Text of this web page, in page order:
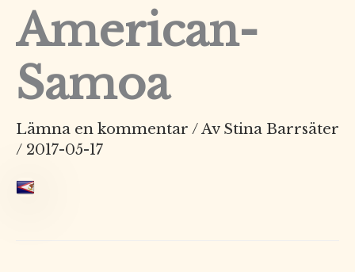
American-
Samoa
Lämna en kommentar / Av Stina Barrsäter
/ 2017-05-17